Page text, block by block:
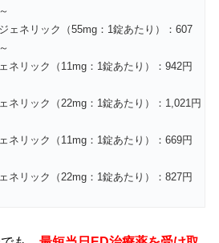
ェネリック（55mg：1錠あたり）：607
ネリック（11mg：1錠あたり）：942円
ネリック（22mg：1錠あたり）：1,021円
ネリック（11mg：1錠あたり）：669円
ネリック（22mg：1錠あたり）：827円